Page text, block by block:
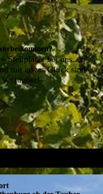
Stellplätze bei uns.
mit etwas Glück sind
verfügbar!